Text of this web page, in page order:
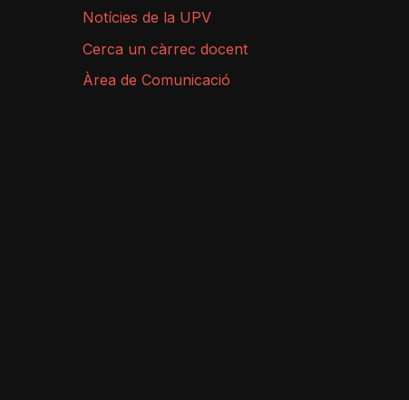
Notícies de la UPV
Cerca un càrrec docent
Àrea de Comunicació